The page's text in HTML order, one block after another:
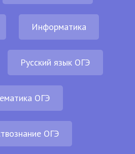
Информатика
Русский язык ОГЭ
ОГЭ
ОГЭ